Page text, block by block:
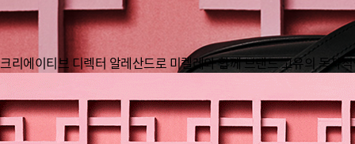
크리에이티브 디렉터 알레산드로 미켈레와 함께 브랜드 고유의 독자